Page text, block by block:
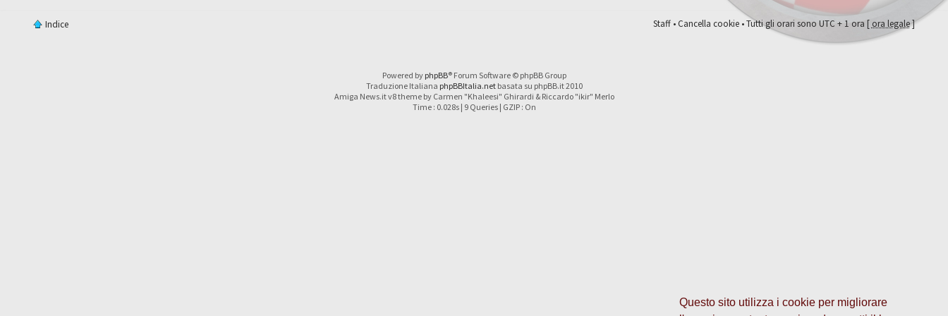
Questo sito utilizza i cookie per migliorare
Indice Staff•Cancella cookie• Tutti gli orari sono UTC + 1 ora [ ora legale]
Powered by phpBB® Forum Software © phpBB Group
Traduzione Italiana phpBBItalia.netbasata su phpBB.it 2010
Amiga News.it v8 theme by Carmen "Khaleesi" Ghirardi & Riccardo "ikir" Merlo
Time : 0.028s | 9 Queries | GZIP : On